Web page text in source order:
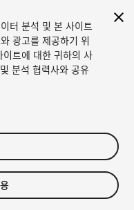
터 분석 및 본 사이트
광고를 제공하기 위
트에 대한 귀하의 사
분석 협력사와 공유